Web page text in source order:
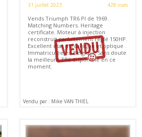
31 juillet 2023
428 vues
Vends Triumph TR6 PI de 1969.
Matching Numbers. Heritage
certificate. Moteur à injection
reconstruit parfaitement réglé 150HP.
Excellent état mécanique et optique .
Immatriculée en Belgique Sans doute
la meilleure TR6 disponible en ce
moment.
Vendu par : Mike VAN THIEL